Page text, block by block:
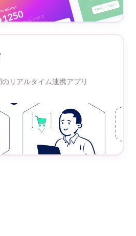
リアルタイム連携アプリ